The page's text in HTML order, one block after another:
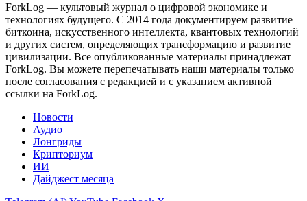
ForkLog — культовый журнал о цифровой экономике и
технологиях будущего. С 2014 года документируем развитие
биткоина, искусственного интеллекта, квантовых технологий
и других систем, определяющих трансформацию и развитие
цивилизации. Все опубликованные материалы принадлежат
ForkLog. Вы можете перепечатывать наши материалы только
после согласования с редакцией и с указанием активной
ссылки на ForkLog.
Новости
Аудио
Лонгриды
Крипториум
ИИ
Дайджест месяца